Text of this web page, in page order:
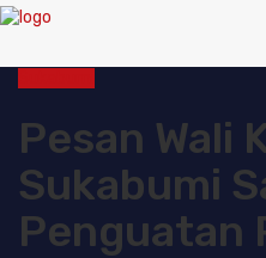
Pesan Wali
Sukabumi
Penguatan